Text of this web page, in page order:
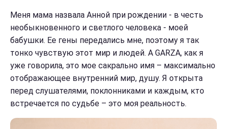
Меня мама назвала Анной при рождении - в честь
необыкновенного и светлого человека - моей
бабушки. Ее гены передались мне, поэтому я так
тонко чувствую этот мир и людей. А GARZA, как я
уже говорила, это мое сакрально имя – максимально
отображающее внутренний мир, душу. Я открыта
перед слушателями, поклонниками и каждым, кто
встречается по судьбе – это моя реальность.